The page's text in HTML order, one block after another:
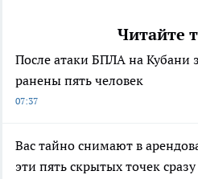
Читайте
После атаки БПЛА на Кубани
ранены пять человек
07:37
Вас тайно снимают в
эти пять скрытых точек